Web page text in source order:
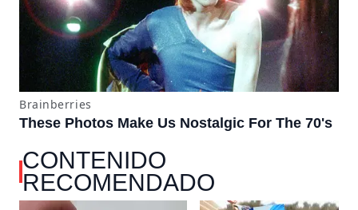
CONTENIDO
RECOMENDADO